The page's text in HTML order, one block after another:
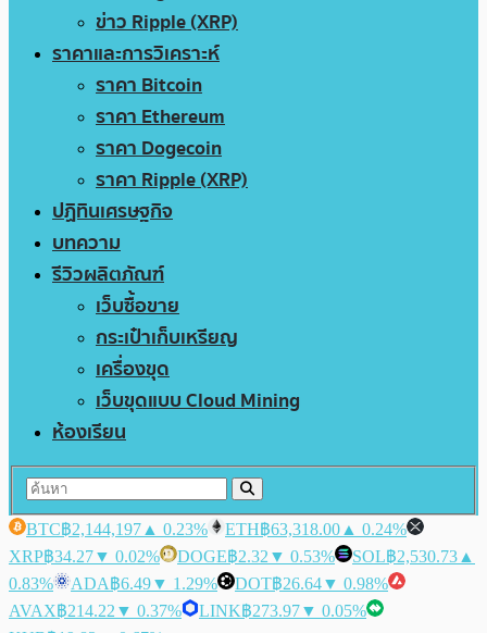
ข่าว Ripple (XRP)
ราคาและการวิเคราะห์
ราคา Bitcoin
ราคา Ethereum
ราคา Dogecoin
ราคา Ripple (XRP)
ปฏิทินเศรษฐกิจ
บทความ
รีวิวผลิตภัณฑ์
เว็บซื้อขาย
กระเป๋าเก็บเหรียญ
เครื่องขุด
เว็บขุดแบบ Cloud Mining
ห้องเรียน
BTC฿2,144,197 ▲ 0.23% ETH฿63,318.00 ▲ 0.24%
XRP฿34.27▼ 0.02% DOGE฿2.32 ▼ 0.53% SOL฿2,530.73 ▲
0.83%
ADA฿6.49▼ 1.29% DOT฿26.64▼ 0.98%
AVAX฿214.22 ▼ 0.37% LINK฿273.97▼ 0.05%